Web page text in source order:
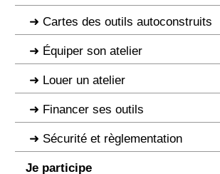
Cartes des outils autoconstruits
Équiper son atelier
Louer un atelier
Financer ses outils
Sécurité et règlementation
Je participe